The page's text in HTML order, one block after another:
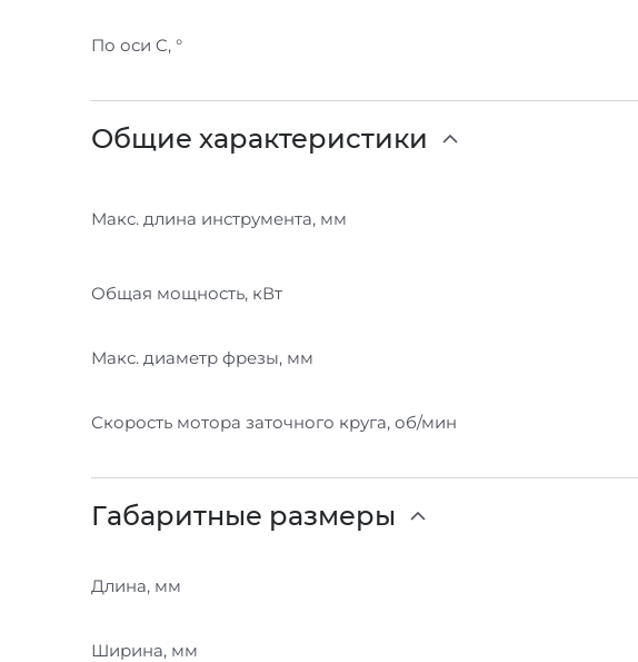
По оси C, °
Общие характеристики
Макс. длина инструмента, мм
Общая мощность, кВт
Макс. диаметр фрезы, мм
Скорость мотора заточного круга, об/мин
Габаритные размеры
Длина, мм
Ширина, мм